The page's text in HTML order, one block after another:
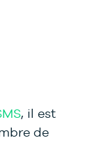
, il est
de